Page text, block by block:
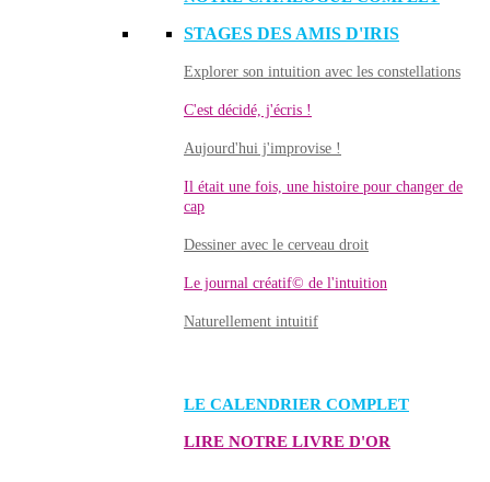
STAGES DES AMIS D'IRIS
Explorer son intuition avec les constellations
C'est décidé, j'écris !
Aujourd'hui j'improvise !
Il était une fois, une histoire pour changer de
cap
Dessiner avec le cerveau droit
Le journal créatif© de l'intuition
Naturellement intuitif
LE CALENDRIER COMPLET
LIRE NOTRE LIVRE D'OR